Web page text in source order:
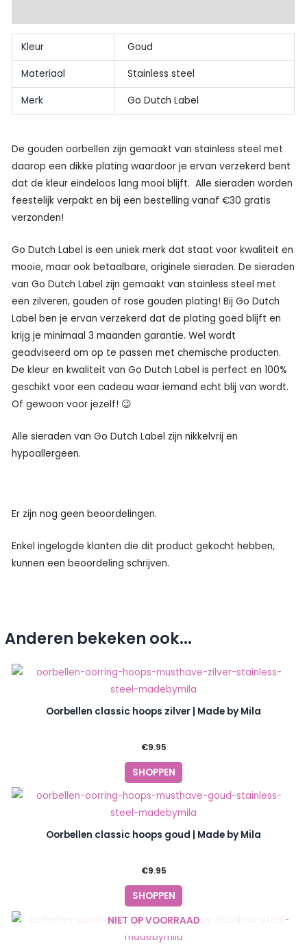
Kleur Goud
Materiaal Stainless steel
Merk Go Dutch Label
De gouden oorbellen zijn gemaakt van stainless steel met
daarop een dikke plating waardoor je ervan verzekerd bent
dat de kleur eindeloos lang mooi blijft. Alle sieraden worden
feestelijk verpakt en bij een bestelling vanaf €30 gratis
verzonden!
Go Dutch Label is een uniek merk dat staat voor kwaliteit en
mooie, maar ook betaalbare, originele sieraden. De sieraden
van Go Dutch Label zijn gemaakt van stainless steel met
een zilveren, gouden of rose gouden plating! Bij Go Dutch
Label ben je ervan verzekerd dat de plating goed blijft en
krijg je minimaal 3 maanden garantie. Wel wordt
geadviseerd om op te passen met chemische producten.
De kleur en kwaliteit van Go Dutch Label is perfect en 100%
geschikt voor een cadeau waar iemand echt blij van wordt.
Of gewoon voor jezelf! 😉
Alle sieraden van Go Dutch Label zijn nikkelvrij en
hypoallergeen.
Er zijn nog geen beoordelingen.
Enkel ingelogde klanten die dit product gekocht hebben,
kunnen een beoordeling schrijven.
Anderen bekeken ook...
Oorbellen classic hoops zilver | Made by Mila
€9.95
SHOPPEN
Oorbellen classic hoops goud | Made by Mila
€9.95
SHOPPEN
NIET OP VOORRAAD